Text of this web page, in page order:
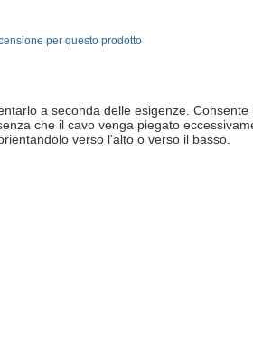
per questo prodotto
a seconda delle esigenze.
che il cavo venga piegato
verso l'alto o verso il basso.